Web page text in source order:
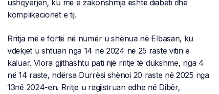
ushqyerjen, ku më e zakonshmja është diabeti dhe
komplikacionet e tij.
Rritja më e fortë në numër u shënua në Elbasan, ku
vdekjet u shtuan nga 14 në 2024 në 25 raste vitin e
kaluar. Vlora gjithashtu pati një rritje të dukshme, nga 4
në 14 raste, ndërsa Durrësi shënoi 20 raste në 2025 nga
13në 2024-en. Rritje u regjistruan edhe në Dibër,